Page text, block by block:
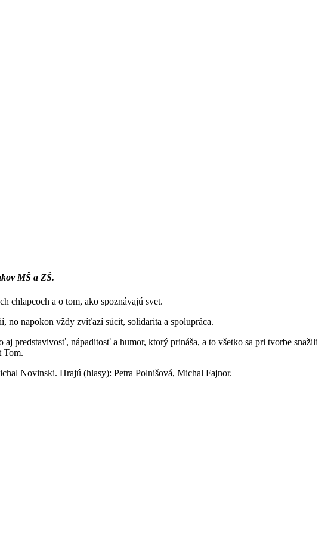
MŠ a ZŠ.
chlapcoch a o tom, ako spoznávajú svet.
no napokon vždy zvíťazí súcit, solidarita a spolupráca.
predstavivosť, nápaditosť a humor, ktorý prináša, a to všetko sa pri tvorbe snažili
Tom.
Novinski. Hrajú (hlasy): Petra Polnišová, Michal Fajnor.